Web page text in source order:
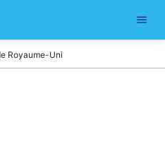
Royaume-Uni